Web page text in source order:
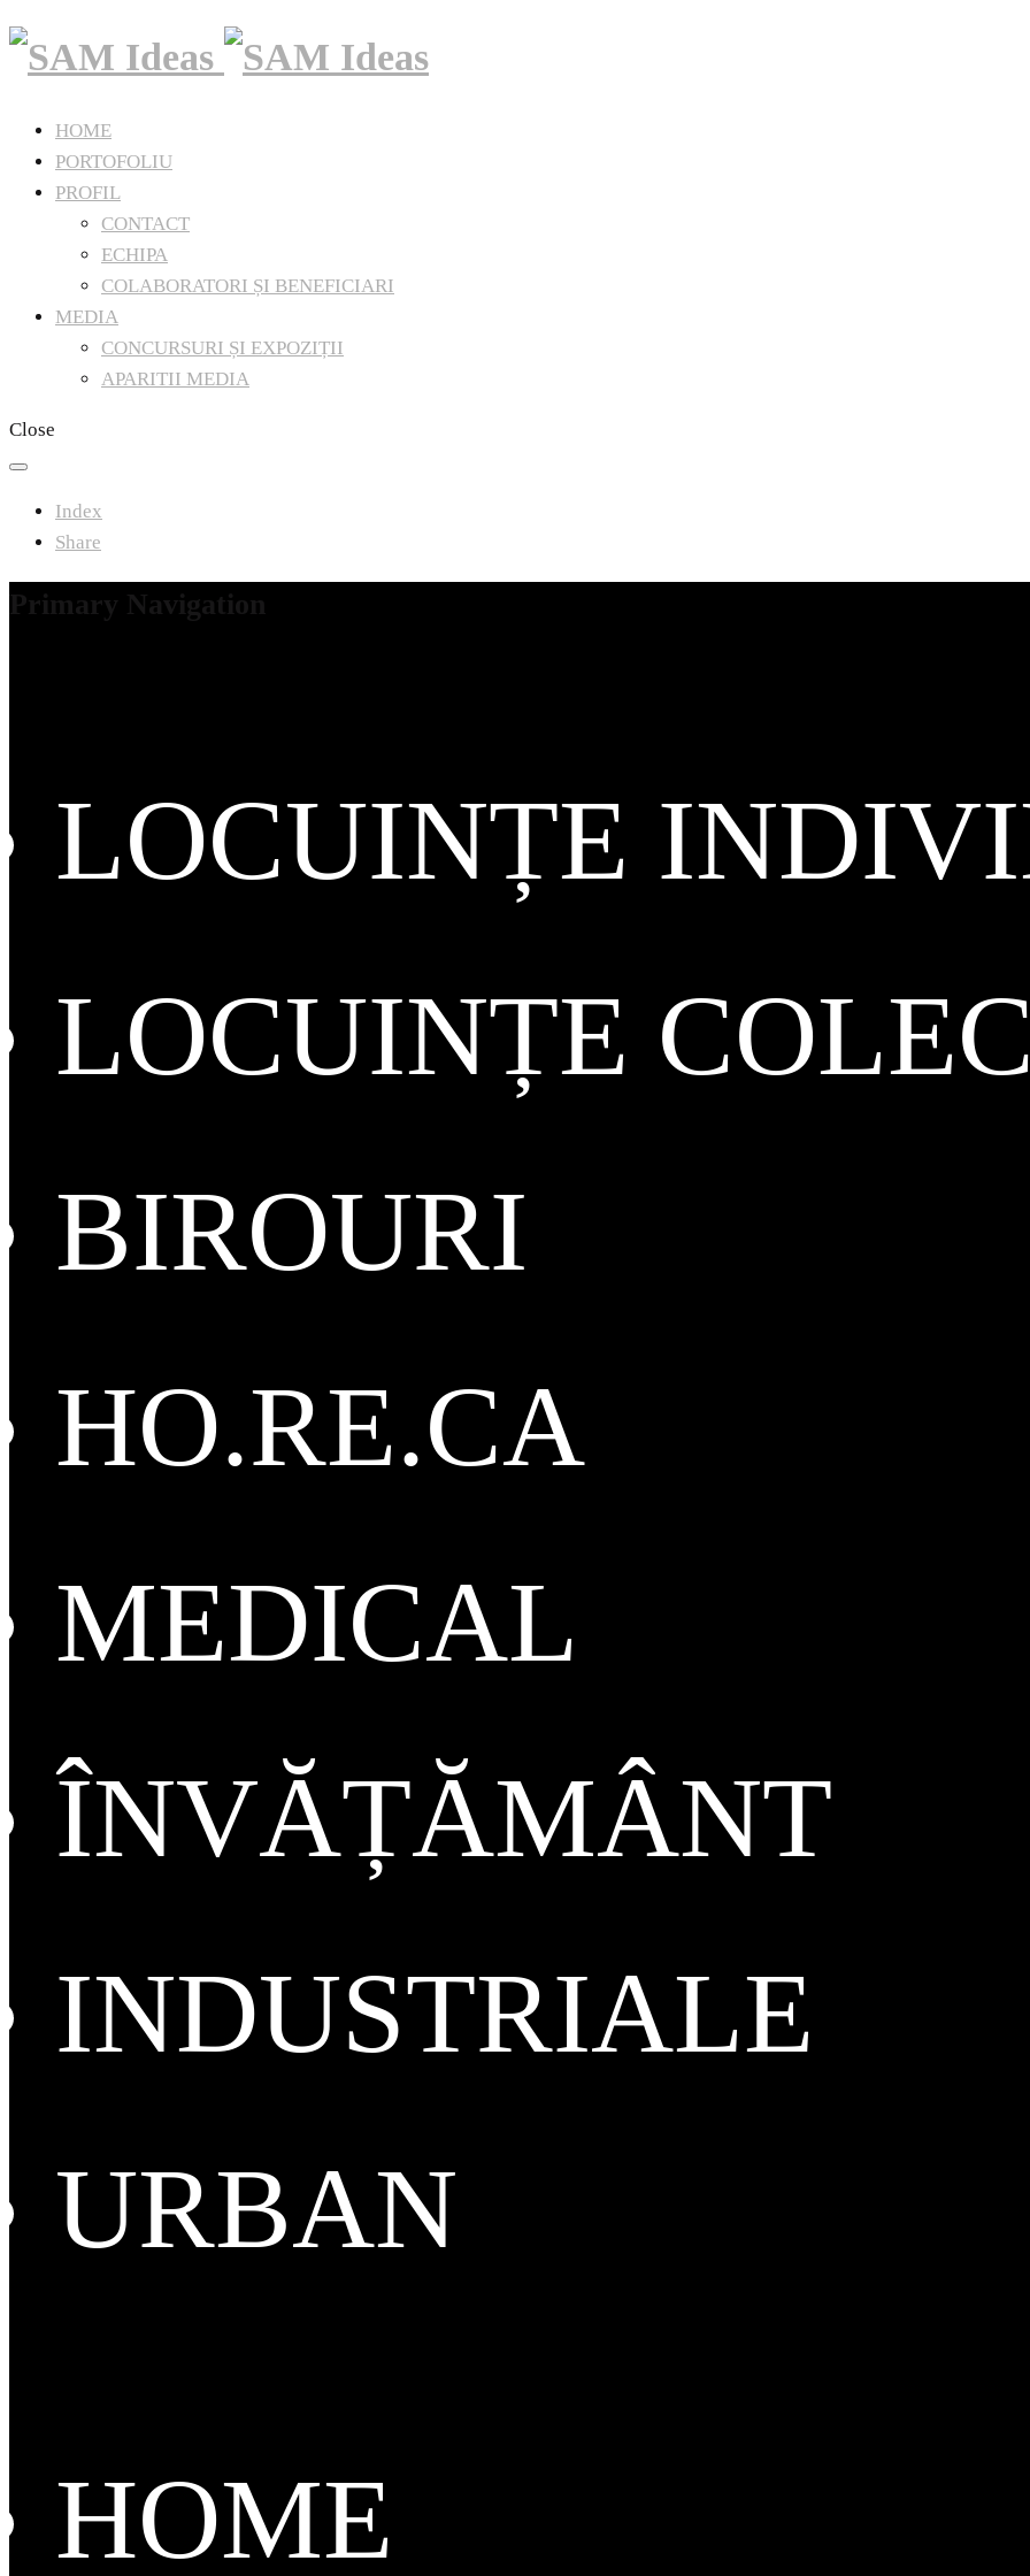
HOME
PORTOFOLIU
PROFIL
CONTACT
ECHIPA
COLABORATORI ȘI BENEFICIARI
MEDIA
CONCURSURI ȘI EXPOZIȚII
APARITII MEDIA
Close
Index
Share
LOCUINȚE
LOCUINȚE
BIROURI
HO.RE.CA
MEDICAL
ÎNVĂȚĂMÂNT
INDUSTRIALE
URBAN
HOME